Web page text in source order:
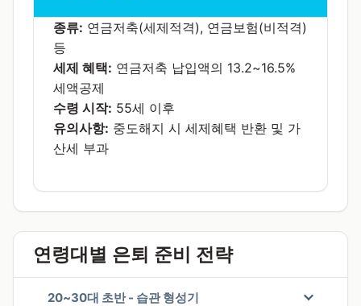
종류: 연금저축(세제적격), 연금보험(비적격)
등
세제 혜택: 연금저축 납입액의 13.2~16.5%
세액공제
수령 시작: 55세 이후
유의사항: 중도해지 시 세제혜택 반환 및 가
산세 부과
연령대별 은퇴 준비 전략
20~30대 초반 - 습관 형성기